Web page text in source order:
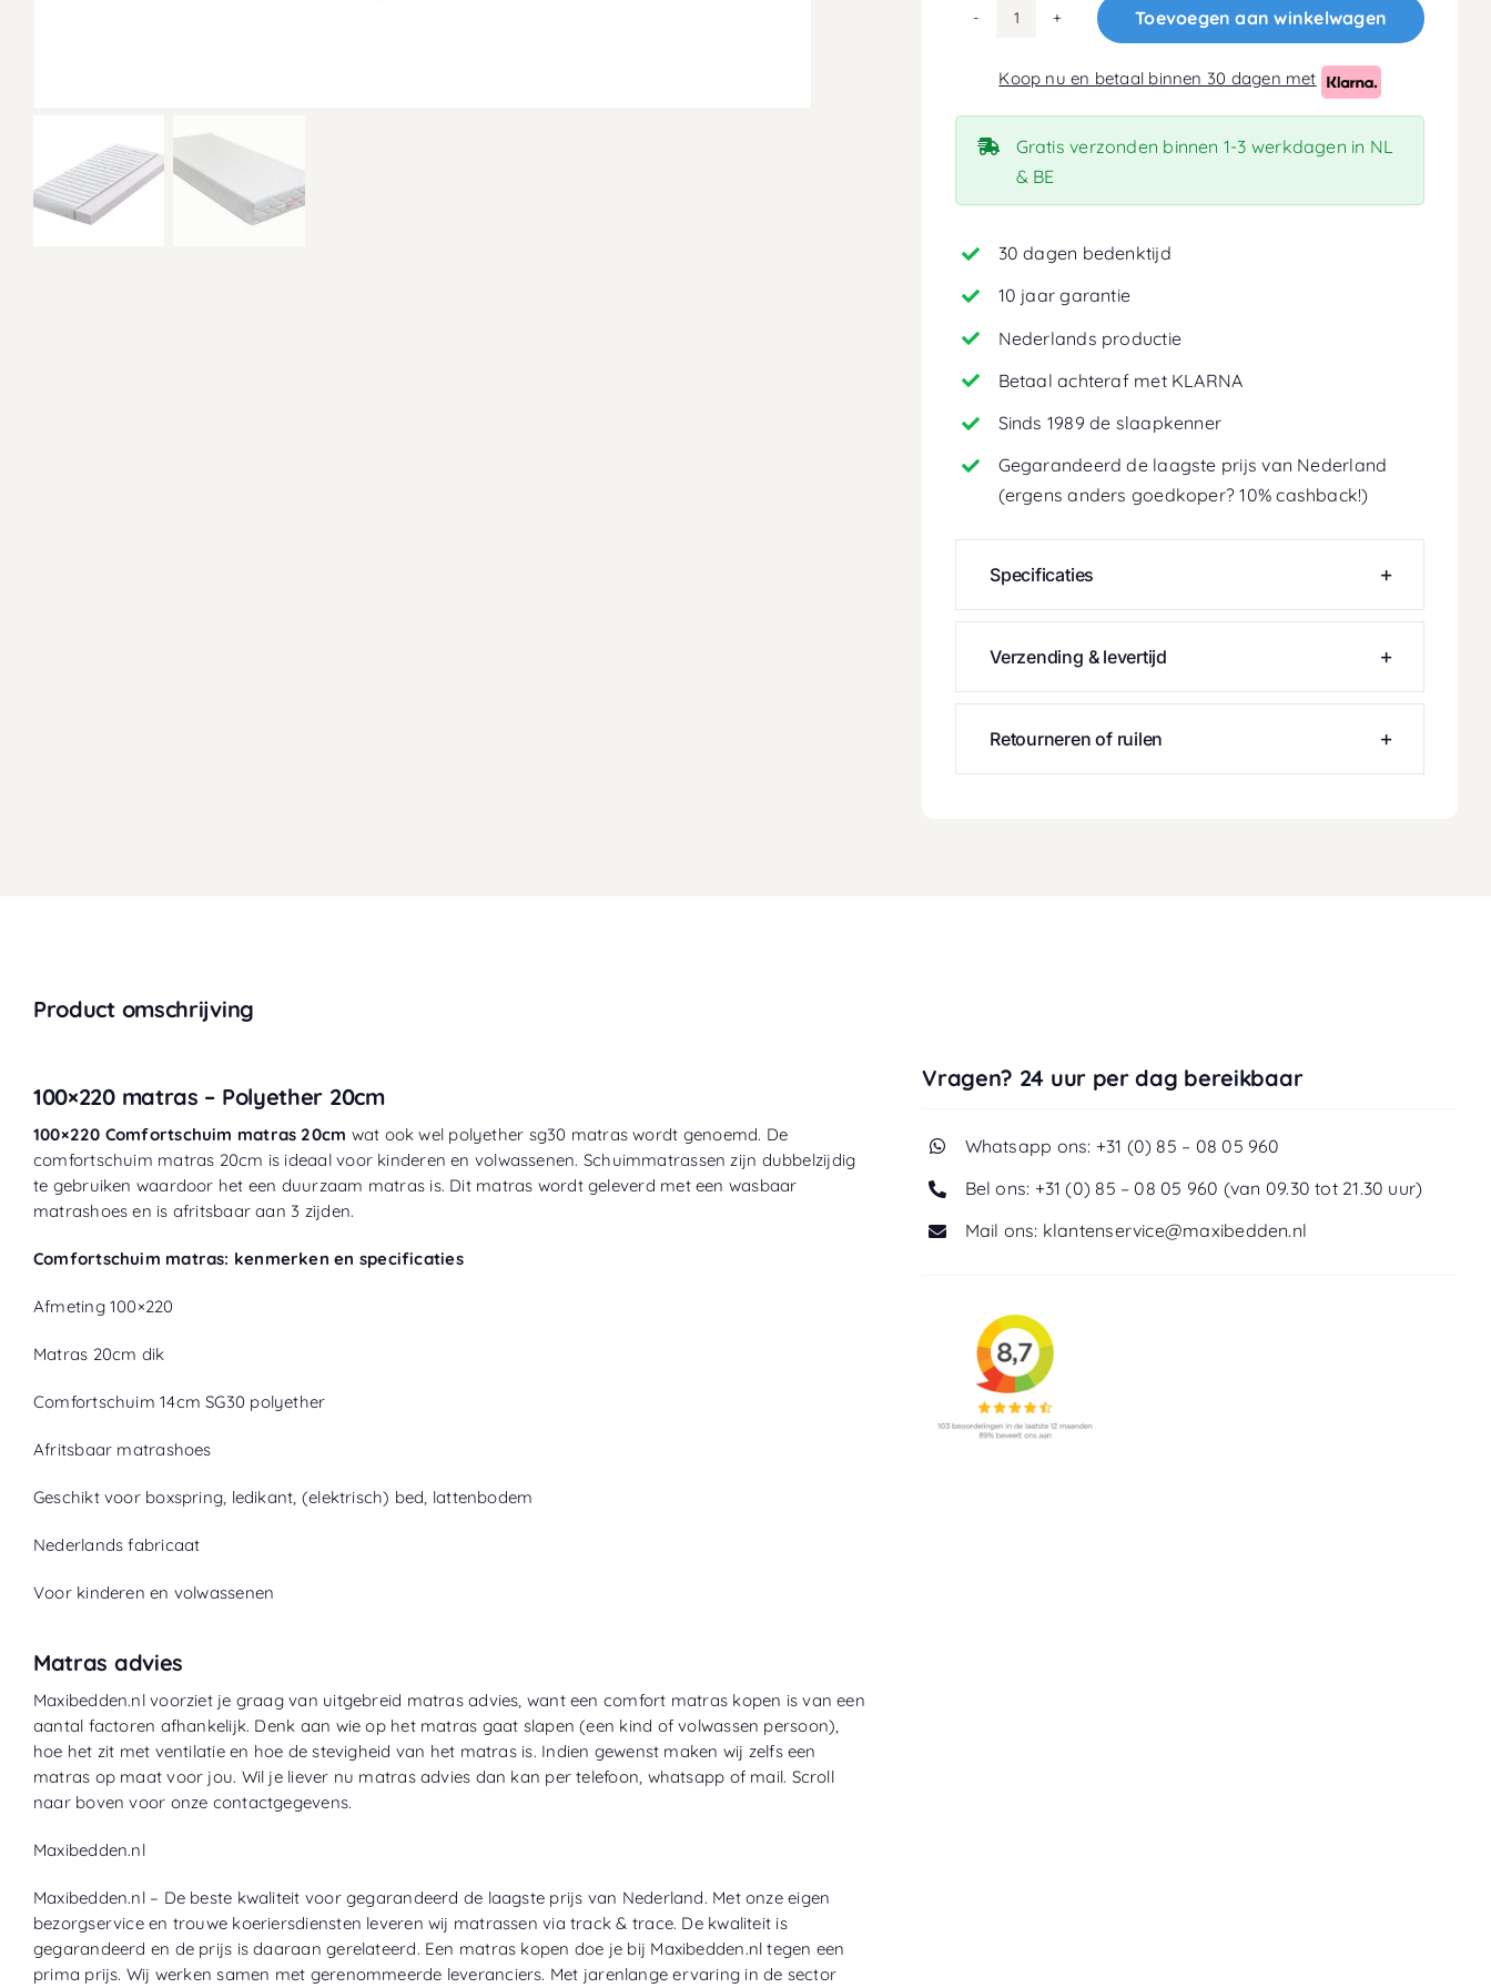
100x220
20cm
Toevoegen aan winkelwagen
Koop nu en betaal binnen 30 dagen met
Gratis verzonden binnen 1-3 werkdagen in NL
& BE
30 dagen bedenktijd
10 jaar garantie
Nederlands productie
Betaal achteraf met KLARNA
Sinds 1989 de slaapkenner
Gegarandeerd de laagste prijs van Nederland
(ergens anders goedkoper? 10% cashback!)
Specificaties
Verzending & levertijd
Retourneren of ruilen
Product omschrijving
100×220 matras – Polyether 20cm
100×220 Comfortschuim matras 20cm wat ook wel polyether sg30 matras wordt genoemd. De
comfortschuim matras 20cm is ideaal voor kinderen en volwassenen. Schuimmatrassen zijn dubbelzijdig
te gebruiken waardoor het een duurzaam matras is. Dit matras wordtgeleverd met een wasbaar
matrashoes en is afritsbaar aan 3 zijden.
Comfortschuim matras: kenmerken en specificaties
Afmeting 100×220
Matras 20cm dik
Comfortschuim 14cm SG30 polyether
Afritsbaar matrashoes
Geschikt voor boxspring, ledikant, (elektrisch) bed, lattenbodem
Nederlands fabricaat
Voor kinderen en volwassenen
Matras advies
Maxibedden.nl voorziet je graag van uitgebreid matras advies, want een comfort matras kopen is van een
aantal factoren afhankelijk. Denk aan wie op het matras gaat slapen (een kind of volwassen persoon),
hoe het zit met ventilatie en hoe de stevigheid van het matras is. Indien gewenst maken wij zelfs een
matras op maat voor jou. Wil je liever nu matras advies dan kan per telefoon, whatsapp of mail. Scroll
naar boven voor onze contactgegevens.
Maxibedden.nl
Maxibedden.nl – De beste kwaliteit voor gegarandeerd de laagste prijs van Nederland. Met onze eigen
bezorgservice en trouwe koeriersdiensten leveren wij matrassen via track & trace. De kwaliteit is
gegarandeerd en de prijs is daaraan gerelateerd. Een matras kopen doe je bij Maxibedden.nl tegen een
prima prijs. Wij werken samen met gerenommeerde leveranciers. Met jarenlange ervaring in de sector
Vragen? 24 uur per dag bereikbaar
Whatsapp ons: +31 (0) 85 – 08 05 960
Bel ons: +31 (0) 85 – 08 05 960 (van 09.30 tot 21.30 uur)
Mail ons: klantenservice@maxibedden.nl